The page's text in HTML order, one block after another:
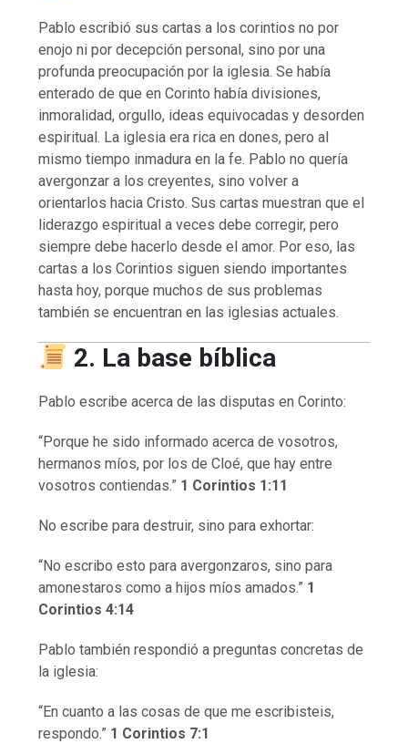
Pablo escribió sus cartas a los corintios no por
enojo ni por decepción personal, sino por una
profunda preocupación por la iglesia. Se había
enterado de que en Corinto había divisiones,
inmoralidad, orgullo, ideas equivocadas y desorden
espiritual. La iglesia era rica en dones, pero al
mismo tiempo inmadura en la fe. Pablo no quería
avergonzar a los creyentes, sino volver a
orientarlos hacia Cristo. Sus cartas muestran que el
liderazgo espiritual a veces debe corregir, pero
siempre debe hacerlo desde el amor. Por eso, las
cartas a los Corintios siguen siendo importantes
hasta hoy, porque muchos de sus problemas
también se encuentran en las iglesias actuales.
2. La base bíblica
Pablo escribe acerca de las disputas en Corinto:
“Porque he sido informado acerca de vosotros,
hermanos míos, por los de Cloé, que hay entre
vosotros contiendas.” 1 Corintios 1:11
No escribe para destruir, sino para exhortar:
“No escribo esto para avergonzaros, sino para
amonestaros como a hijos míos amados.” 1
Corintios 4:14
Pablo también respondió a preguntas concretas de
la iglesia:
“En cuanto a las cosas de que me escribisteis,
respondo.” 1 Corintios 7:1